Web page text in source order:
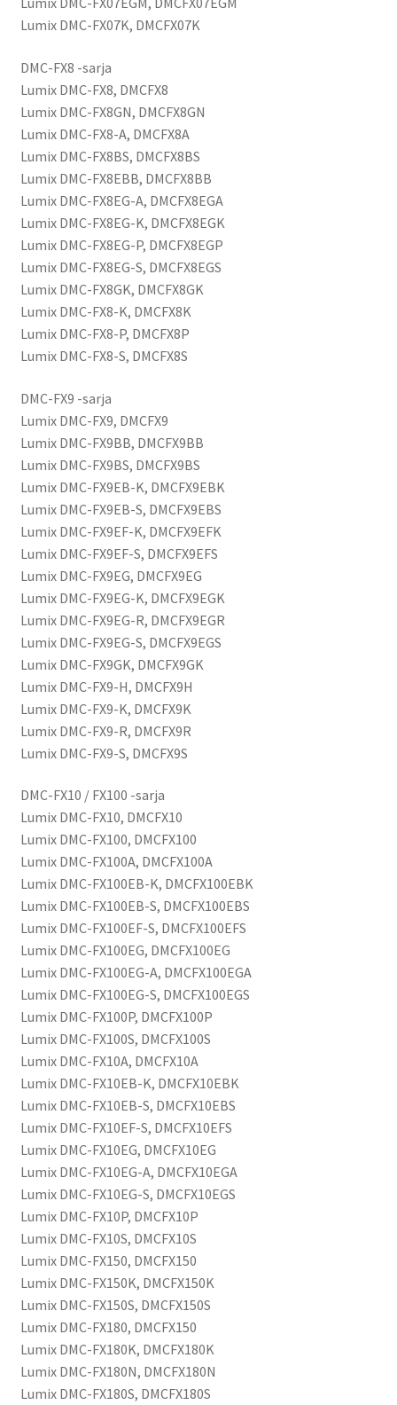
Lumix DMC-FX07K, DMCFX07K
DMC-FX8 -sarja
Lumix DMC-FX8, DMCFX8
Lumix DMC-FX8GN, DMCFX8GN
Lumix DMC-FX8-A, DMCFX8A
Lumix DMC-FX8BS, DMCFX8BS
Lumix DMC-FX8EBB, DMCFX8BB
Lumix DMC-FX8EG-A, DMCFX8EGA
Lumix DMC-FX8EG-K, DMCFX8EGK
Lumix DMC-FX8EG-P, DMCFX8EGP
Lumix DMC-FX8EG-S, DMCFX8EGS
Lumix DMC-FX8GK, DMCFX8GK
Lumix DMC-FX8-K, DMCFX8K
Lumix DMC-FX8-P, DMCFX8P
Lumix DMC-FX8-S, DMCFX8S
DMC-FX9 -sarja
Lumix DMC-FX9, DMCFX9
Lumix DMC-FX9BB, DMCFX9BB
Lumix DMC-FX9BS, DMCFX9BS
Lumix DMC-FX9EB-K, DMCFX9EBK
Lumix DMC-FX9EB-S, DMCFX9EBS
Lumix DMC-FX9EF-K, DMCFX9EFK
Lumix DMC-FX9EF-S, DMCFX9EFS
Lumix DMC-FX9EG, DMCFX9EG
Lumix DMC-FX9EG-K, DMCFX9EGK
Lumix DMC-FX9EG-R, DMCFX9EGR
Lumix DMC-FX9EG-S, DMCFX9EGS
Lumix DMC-FX9GK, DMCFX9GK
Lumix DMC-FX9-H, DMCFX9H
Lumix DMC-FX9-K, DMCFX9K
Lumix DMC-FX9-R, DMCFX9R
Lumix DMC-FX9-S, DMCFX9S
DMC-FX10 / FX100 -sarja
Lumix DMC-FX10, DMCFX10
Lumix DMC-FX100, DMCFX100
Lumix DMC-FX100A, DMCFX100A
Lumix DMC-FX100EB-K, DMCFX100EBK
Lumix DMC-FX100EB-S, DMCFX100EBS
Lumix DMC-FX100EF-S, DMCFX100EFS
Lumix DMC-FX100EG, DMCFX100EG
Lumix DMC-FX100EG-A, DMCFX100EGA
Lumix DMC-FX100EG-S, DMCFX100EGS
Lumix DMC-FX100P, DMCFX100P
Lumix DMC-FX100S, DMCFX100S
Lumix DMC-FX10A, DMCFX10A
Lumix DMC-FX10EB-K, DMCFX10EBK
Lumix DMC-FX10EB-S, DMCFX10EBS
Lumix DMC-FX10EF-S, DMCFX10EFS
Lumix DMC-FX10EG, DMCFX10EG
Lumix DMC-FX10EG-A, DMCFX10EGA
Lumix DMC-FX10EG-S, DMCFX10EGS
Lumix DMC-FX10P, DMCFX10P
Lumix DMC-FX10S, DMCFX10S
Lumix DMC-FX150, DMCFX150
Lumix DMC-FX150K, DMCFX150K
Lumix DMC-FX150S, DMCFX150S
Lumix DMC-FX180, DMCFX150
Lumix DMC-FX180K, DMCFX180K
Lumix DMC-FX180N, DMCFX180N
Lumix DMC-FX180S, DMCFX180S